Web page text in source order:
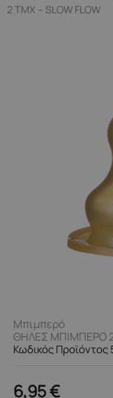
2 ΤΜΧ – SLOW FLOW
Μπιμπερό
ΘΗΛΕΣ ΜΠΙΜΠΕΡΟ 2
Κωδικός Προϊόντος
6,95€